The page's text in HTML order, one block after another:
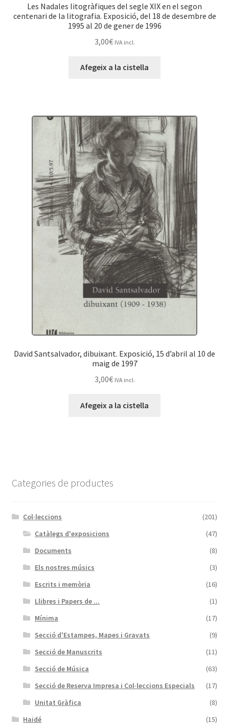
Les Nadales litogràfiques del segle XIX en el segon
centenari de la litografia. Exposició, del 18 de desembre de
1995 al 20 de gener de 1996
3,00€ IVA incl.
Afegeix a la cistella
David Santsalvador, dibuixant. Exposició, 15 d’abril al 10 de
maig de 1997
3,00€ IVA incl.
Afegeix a la cistella
Categories de productes
Col·leccions
(201)
Catàlegs d'exposicions
(47)
Documents
(8)
Els nostres músics
(3)
Escrits i memòria
(16)
Llibres i Papers de ...
(1)
Mínima
(17)
Secció d'Estampes, Mapes i Gravats
(9)
Secció de Manuscrits
(11)
Secció de Música
(63)
Secció de Reserva Impresa i Col·leccions Especials
(17)
Unitat Gràfica
(8)
Haidé
(15)